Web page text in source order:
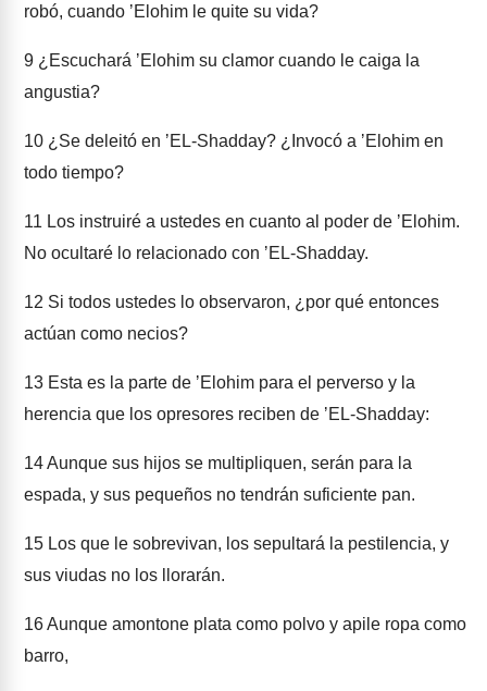
robó, cuando ʼElohim le quite su vida?
9 ¿Escuchará ʼElohim su clamor cuando le caiga la
angustia?
10 ¿Se deleitó en ʼEL-Shadday? ¿Invocó a ʼElohim en
todo tiempo?
11 Los instruiré a ustedes en cuanto al poder de ʼElohim.
No ocultaré lo relacionado con ʼEL-Shadday.
12 Si todos ustedes lo observaron, ¿por qué entonces
actúan como necios?
13 Esta es la parte de ʼElohim para el perverso y la
herencia que los opresores reciben de ʼEL-Shadday:
14Aunque sus hijos se multipliquen, serán para la
espada, y sus pequeños no tendrán suficiente pan.
15 Los que le sobrevivan, los sepultará la pestilencia, y
sus viudas no los llorarán.
16Aunque amontone plata como polvo y apile ropa como
barro,